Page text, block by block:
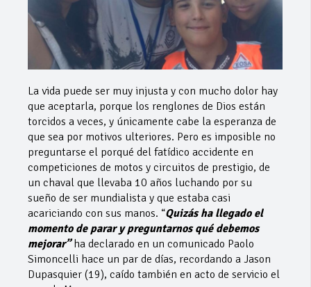
La vida puede ser muy injusta y con mucho dolor hay
que aceptarla, porque los renglones de Dios están
torcidos a veces, y únicamente cabe la esperanza de
que sea por motivos ulteriores. Pero es imposible no
preguntarse el porqué del fatídico accidente en
competiciones de motos y circuitos de prestigio, de
un chaval que llevaba 10 años luchando por su
sueño de ser mundialista y que estaba casi
acariciando con sus manos. “Quizás ha llegado el
momento de parar y preguntarnos qué debemos
mejorar”ha declarado en un comunicado Paolo
Simoncelli hace un par de días, recordando a Jason
Dupasquier (19), caído también en acto de servicio el